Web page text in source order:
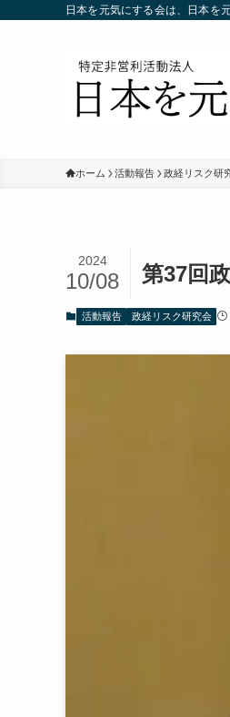
日本を元気にする会は、日本を
ホーム 活動報告 政経リスク研
第37回
2024
10/08
活動報告 政経リスク研究会